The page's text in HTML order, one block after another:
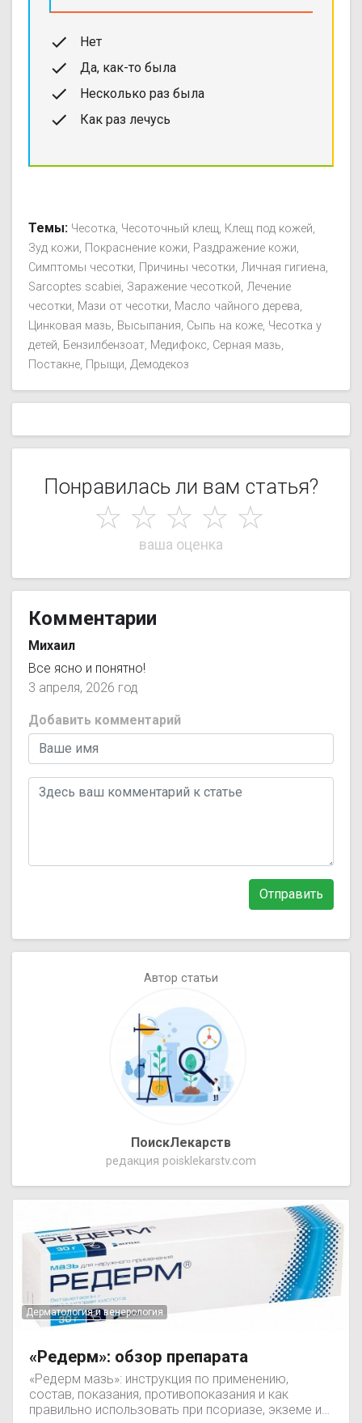
Нет
Да, как-то была
Несколько раз была
Как раз лечусь
Темы: Чесотка Чесоточный клещ Клещ под кожей
Зуд кожи Покраснение кожи Раздражение кожи
Симптомы чесотки Причины чесотки Личная гигиена
Sarcoptes scabiei Заражение чесоткой Лечение
чесотки Мази от чесотки Масло чайного дерева
Цинковая мазь Высыпания Сыпь на коже Чесотка у
детей Бензилбензоат Медифокс Серная мазь
Постакне Прыщи Демодекоз
Понравилась ли вам статья?
☆
☆
☆
☆
☆
Комментарии
Михаил
Все ясно и понятно!
3 апреля, 2026 год
Добавить комментарий
Отправить
Автор статьи
ПоискЛекарств
редакция poisklekarstv.com
Дерматология и венерология
«Редерм»: обзор препарата
«Редерм мазь»: инструкция по применению,
состав, показания, противопоказания и как
правильно использовать при псориазе, экземе и